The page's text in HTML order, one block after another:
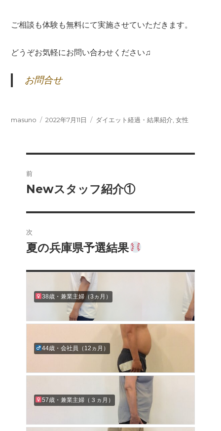
ご相談も体験も無料にて実施させていただきます。
どうぞお気軽にお問い合わせください♫
お問合せ
投
masuno
投
2022年7月11日
カ
ダイエット経過・結果紹介 ,女性
稿
ビ
ゲ
ー
シ
前
前
投
稿:
Newスタッフ紹介①
次
次
投
夏の兵庫県予選結果
38歳・兼業主婦（3ヵ月）
44歳・会社員（12ヵ月）
57歳・兼業主婦（３ヵ月）